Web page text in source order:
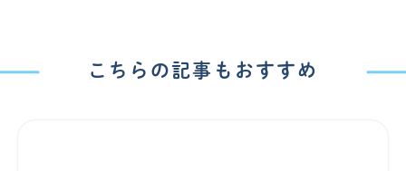
こちらの記事もおすすめ